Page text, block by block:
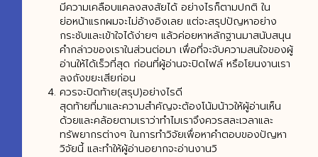
มีความเคลือบแคลงสงสัยได้ อย่างไรก็ตามปกติ ใน
ย่อหน้าแรกผมจะไม่อ้างอิงเลย แต่จะสรุปปัญหาอย่าง
กระชับและเข้าใจได้ง่ายๆ แล้วค่อยหาหลักฐานมาสนับสนุน
คำกล่าวของเราในส่วนต่อมา เพื่อที่จะจับความสนใจของผู้
อ่านให้ได้เร็วที่สุด ก่อนที่ผู้อ่านจะปิดไฟล์ หรือโยนงานเรา
ลงถังขยะเสียก่อน
ควรจะปิดท้าย(สรุป)อย่างไรดี
สุดท้ายที่มาและความสำคัญจะต้องโน้มน้าวให้ผู้อ่านเห็น
ด้วยและคล้อยตามเราว่าทำไมเราจึงควรสละเวลาและ
ทรัพยากรต่างๆ ในการทำวิจัยเพื่อหาคำตอบของปัญหา
วิจัยนี้ และทำให้ผู้อ่านอยากจะอ่านงานวิ